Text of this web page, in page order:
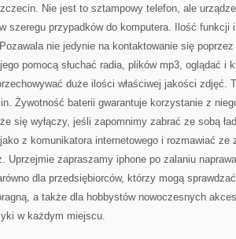
Nie jest to sztampowy telefon, ale
szeregu przypadków do komputera. Ilość
nie jedynie na kontaktowanie się
pomocą słuchać radia, plików mp3, oglądać i
duże ilości właściwej jakości zdjęć.
Żywotność baterii gwarantuje korzystanie z
się wyłączy, jeśli zapomnimy zabrać ze sobą
z komunikatora internetowego i rozmawiać ze
Uprzejmie zapraszamy iphone po zalaniu
dla przedsiębiorców, którzy mogą
a także dla hobbystów nowoczesnych
w każdym miejscu.